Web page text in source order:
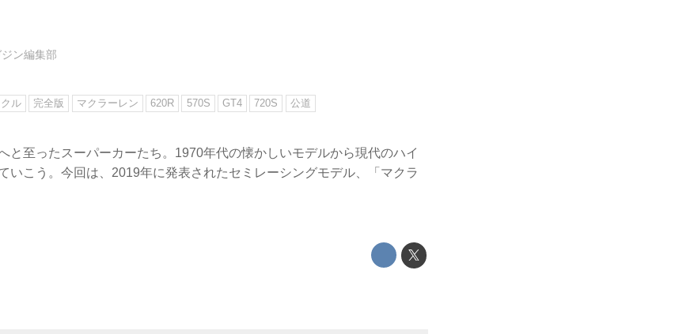
ン編集部
ル 完全版 マクラーレン 620R 570S GT4 720S 公道
と至ったスーパーカーたち。1970年代の懐かしいモデルから現代のハイ
いこう。今回は、2019年に発表されたセミレーシングモデル、「マクラ